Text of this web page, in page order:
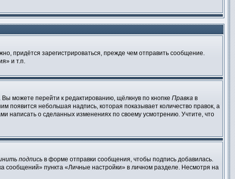
придётся зарегистрироваться, прежде чем отправить сообщение.
и т.п.
можете перейти к редактированию, щёлкнув по кнопке Правка в
появится небольшая надпись, которая показывает количество правок, а
написать о сделанных изменениях по своему усмотрению. Учтите, что
подпись в форме отправки сообщения, чтобы подпись добавилась.
пункта «Личные настройки» в личном разделе. Несмотря на